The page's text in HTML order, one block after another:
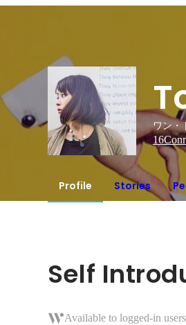
ワン・
16
Profile Stories
Self
Available to logged-in